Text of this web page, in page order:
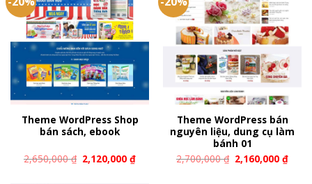
Theme WordPress Shop
bán sách, ebook
2,650,000₫ 2,120,000₫
Theme WordPress bán
nguyên liệu, dung cụ làm
bánh 01
2,700,000₫ 2,160,000₫